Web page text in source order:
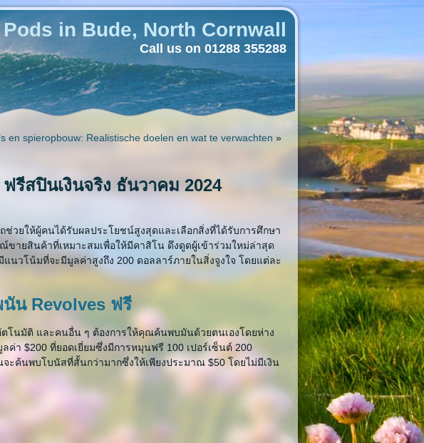
in Bude, North Cornwall
Call us on 01288 355288
en spieropbouw: Realistische doelen en wat te verwachten »
รีสปินเงินจริง ธันวาคม 2024
วยให้ผู้คนได้รับผลประโยชน์สูงสุดและเลือกสิ่งที่ได้รับการศึกษา
ายสินค้าที่เหมาะสมเพื่อให้มีคาสิโน ดึงดูดผู้เข้าร่วมใหม่ล่าสุด
วโน้มที่จะมีมูลค่าสูงถึง 200 ดอลลาร์ภายในสิ่งจูงใจ โดยแต่ละ
น Revolves ฟรี
ตโนมัติ และคนอื่น ๆ ต้องการให้คุณค้นพบมันด้วยตนเองโดยห่าง
ค่า $200 ที่ยอดเยี่ยมซึ่งมีการหมุนฟรี 100 เปอร์เซ็นต์ 200
ค้นพบโบนัสที่สั้นกว่ามากซึ่งให้เพียงประมาณ $50 โดยไม่มีเงิน